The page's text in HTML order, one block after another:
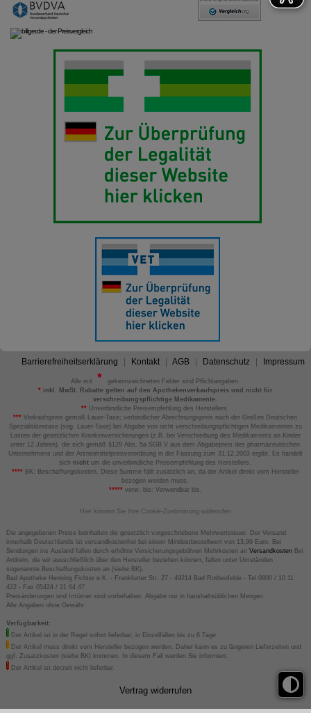
Barrierefreiheitserklärung Kontakt AGB Datenschutz Impressum
Alle mit
gekennzeichneten Felder sind Pflichtangaben.
*inkl. MwSt. Rabatte gelten auf den Apothekenverkaufspreis und nicht für
verschreibungspflichtige Medikamente.
** Unverbindliche Preisempfehlung des Herstellers.
*** Verkaufspreis gemäß Lauer-Taxe; verbindlicher Abrechnungspreis nach der Großen Deutschen
Spezialitätentaxe (sog. Lauer-Taxe) bei Abgabe von nicht verschreibungspflichtigen Medikamenten zu
Lasten der gesetzlichen Krankenversicherungen (z.B. bei Verschreibung des Medikaments an Kinder
unter 12 Jahren), die sich gemäß §129 Abs. 5a SGB V aus dem Abgabepreis des pharmazeutischen
Unternehmens und der Arzneimittelpreisverordnung in der Fassung zum 31.12.2003 ergibt. Es handelt
sich nicht um die unverbindliche Preisempfehlung des Herstellers.
****BK: Beschaffungskosten. Diese Summe fällt zusätzlich an, da der Artikel direkt vom Hersteller
bezogen werden muss.
*****verw. bis: Verwendbar bis.
Hier können Sie Ihre Cookie-Zustimmung widerrufen
Die angegebenen Preise beinhalten die gesetzlich vorgeschriebene Mehrwertsteuer. Der Versand
innerhalb Deutschlands ist versandkostenfrei bei einem Mindestbestellwert von 13,99 Euro. Bei
Sendungen ins Ausland fallen durch erhöhte Versicherungsgebühren Mehrkosten an VersandkostenBei
Artikeln, die wir ausschließlich über den Hersteller beziehen können, fallen unter Umständen
sogenannte Beschaffungskosten an (siehe BK).
Bad Apotheke Henning Fichter e.K. - Frankfurter Str. 27 - 49214 Bad Rothenfelde - Tel 0800 / 10 11
422 - Fax 05424 / 21 64 47
Preisänderungen und Irrtümer sind vorbehalten. Abgabe nur in haushaltsüblichen Mengen.
Alle Angaben ohne Gewähr.
Verfügbarkeit:
Der Artikel ist in der Regel sofort lieferbar, in Einzelfällen bis zu 6 Tage.
Der Artikel muss direkt vom Hersteller bezogen werden. Daher kann es zu längeren Lieferzeiten und
ggf. Zusatzkosten (siehe BK) kommen. In diesem Fall werden Sie informiert.
Der Artikel ist derzeit nicht lieferbar.
Vertrag widerrufen